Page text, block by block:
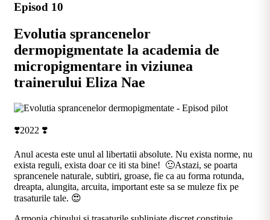
Episod 10
Evolutia sprancenelor
dermopigmentate la academia de
micropigmentare in viziunea
trainerului Eliza Nae
❣️2022 ❣️
Anul acesta este unul al libertatii absolute. Nu exista norme, nu
exista reguli, exista doar ce iti sta bine! 🙂Astazi, se poarta
sprancenele naturale, subtiri, groase, fie ca au forma rotunda,
dreapta, alungita, arcuita, important este sa se muleze fix pe
trasaturile tale. 😍